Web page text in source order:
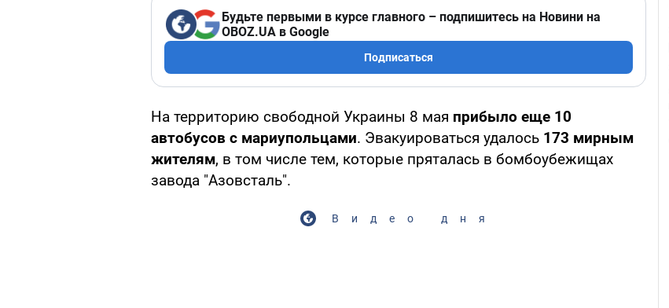
Будьте первыми в курсе главного – подпишитесь на Новини на
OBOZ.UA в Google
Подписаться
На территорию свободной Украины 8 мая прибыло еще 10
автобусов с мариупольцами. Эвакуироваться удалось 173 мирным
жителям, в том числе тем, которые пряталась в бомбоубежищах
завода "Азовсталь".
Видео дня